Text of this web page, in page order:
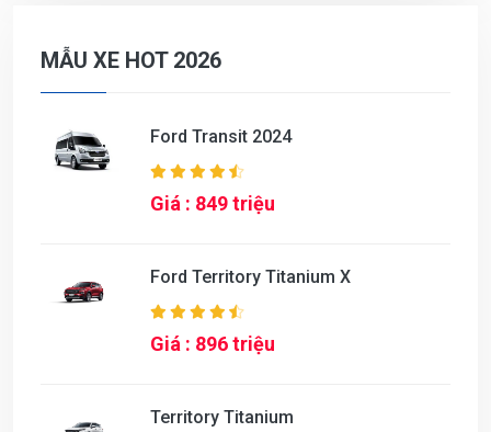
MẪU XE HOT 2026
Ford Transit 2024
Giá : 849 triệu
Ford Territory Titanium X
Giá : 896 triệu
Territory Titanium